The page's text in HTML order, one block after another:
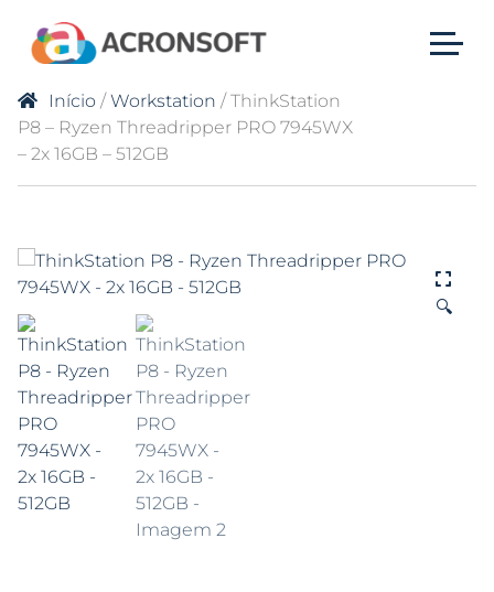
Início /Workstation / ThinkStation
P8 – Ryzen Threadripper PRO 7945WX
– 2x 16GB – 512GB
🔍